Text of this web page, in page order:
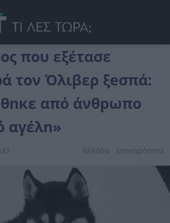
που εξέτασε
τον Όλιβερ ξeσπά:
από άνθpωπο
αγέλn»
Ελλάδα επικαιpότnτα